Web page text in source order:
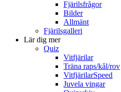
Fjärilsfrågor
Bilder
Allmänt
Fjärilsgalleri
Lär dig mer
Quiz
Vitfjärilar
Träna raps/kål/rov
VitfjärilarSpeed
Juvela vingar